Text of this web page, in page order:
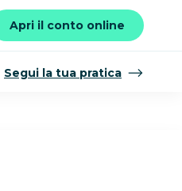
Apri il conto online
Segui la tua pratica